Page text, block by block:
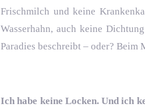
Frischmilch und keine
Wasserhahn, auch keine
Paradies beschreibt – oder? Beim
Ich habe keine Locken. Und ich